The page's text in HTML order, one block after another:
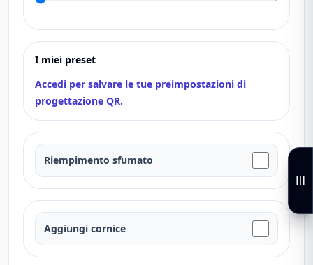
I miei preset
Accedi per salvare le tue preimpostazioni di
progettazione QR.
Riempimento sfumato
Aggiungi cornice